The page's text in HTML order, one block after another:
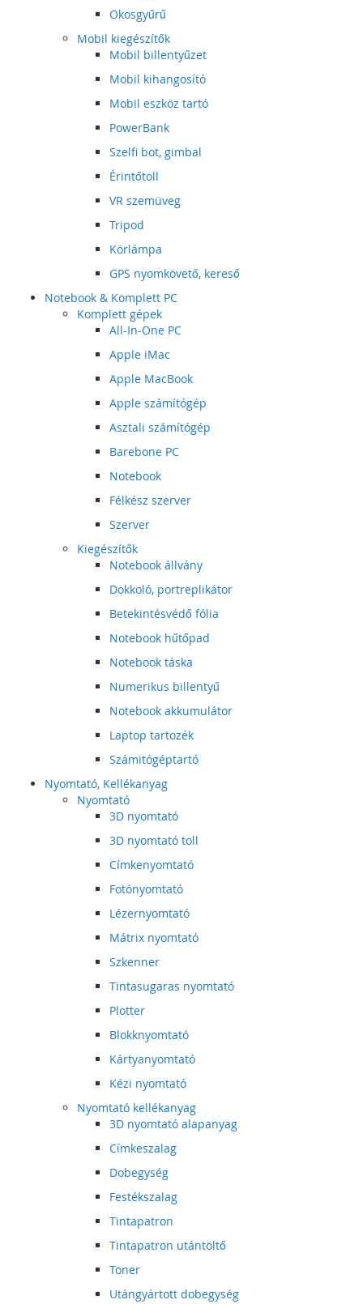
Okosgyűrű
Mobil kiegészítők
Mobil billentyűzet
Mobil kihangosító
Mobil eszköz tartó
PowerBank
Szelfi bot, gimbal
Érintőtoll
VR szemüveg
Tripod
Körlámpa
GPS nyomkövető, kereső
Notebook & Komplett PC
Komplett gépek
All-In-One PC
Apple iMac
Apple MacBook
Apple számítógép
Asztali számítógép
Barebone PC
Notebook
Félkész szerver
Szerver
Kiegészítők
Notebook állvány
Dokkoló, portreplikátor
Betekintésvédő fólia
Notebook hűtőpad
Notebook táska
Numerikus billentyű
Notebook akkumulátor
Laptop tartozék
Számitógéptartó
Nyomtató, Kellékanyag
Nyomtató
3D nyomtató
3D nyomtató toll
Címkenyomtató
Fotónyomtató
Lézernyomtató
Mátrix nyomtató
Szkenner
Tintasugaras nyomtató
Plotter
Blokknyomtató
Kártyanyomtató
Kézi nyomtató
Nyomtató kellékanyag
3D nyomtató alapanyag
Címkeszalag
Dobegység
Festékszalag
Tintapatron
Tintapatron utántöltő
Toner
Utángyártott dobegység